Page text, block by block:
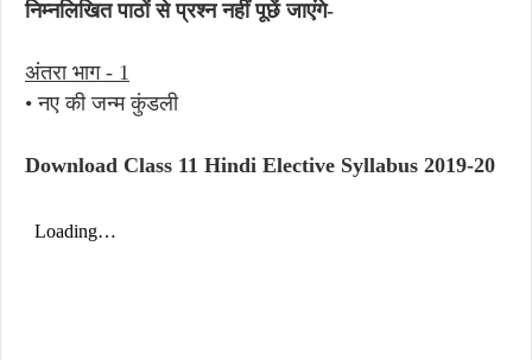
निम्नलिखित पाठों से प्रश्न नहीं पूछें जाएंगे-
अंतरा भाग - 1
• नए की जन्म कुंडली
Download Class 11 Hindi Elective Syllabus 2019-20